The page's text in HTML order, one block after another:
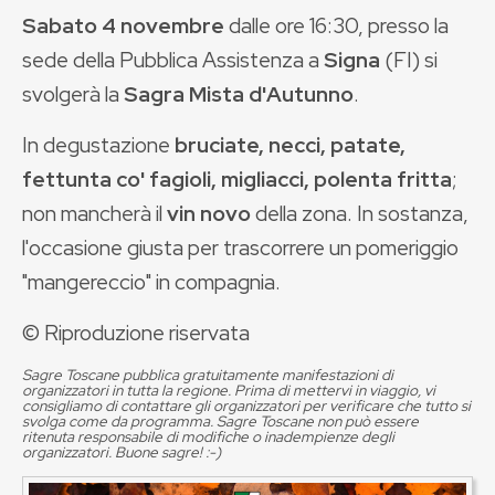
Sabato 4 novembredalle ore 16:30, presso la
sede della Pubblica Assistenza aSigna (FI) si
svolgerà laSagra Mista d'Autunno.
In degustazione bruciate, necci, patate,
fettunta co' fagioli, migliacci, polenta fritta;
non mancherà ilvin novodella zona. In sostanza,
l'occasione giusta per trascorrere un pomeriggio
"mangereccio" in compagnia.
© Riproduzione riservata
Sagre Toscane pubblica gratuitamente manifestazioni di
organizzatori in tutta la regione. Prima di mettervi in viaggio, vi
consigliamo di contattare gli organizzatori per verificare che tutto si
svolga come da programma. Sagre Toscane non può essere
ritenuta responsabile di modifiche o inadempienze degli
organizzatori. Buone sagre! :-)